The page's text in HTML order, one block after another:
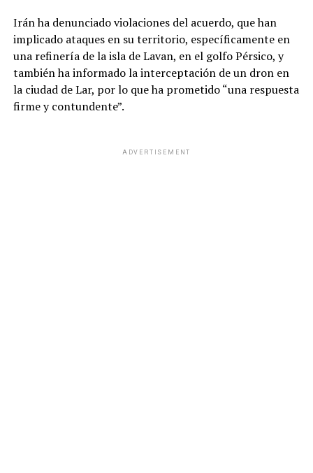
Irán ha denunciado violaciones del acuerdo, que han
implicado ataques en su territorio, específicamente en
una refinería de la isla de Lavan, en el golfo Pérsico, y
también ha informado la interceptación de un dron en
la ciudad de Lar, por lo que ha prometido “una respuesta
firme y contundente”.
ADVERTISEMENT